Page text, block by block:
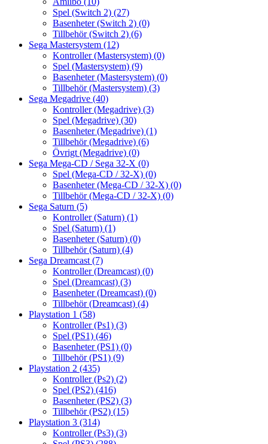
Spel (Switch 2) (27)
Basenheter (Switch 2) (0)
Tillbehör (Switch 2) (6)
Sega Mastersystem (12)
Kontroller (Mastersystem) (0)
Spel (Mastersystem) (9)
Basenheter (Mastersystem) (0)
Tillbehör (Mastersystem) (3)
Sega Megadrive (40)
Kontroller (Megadrive) (3)
Spel (Megadrive) (30)
Basenheter (Megadrive) (1)
Tillbehör (Megadrive) (6)
Övrigt (Megadrive) (0)
Sega Mega-CD / Sega 32-X (0)
Spel (Mega-CD / 32-X) (0)
Basenheter (Mega-CD / 32-X) (0)
Tillbehör (Mega-CD / 32-X) (0)
Sega Saturn (5)
Kontroller (Saturn) (1)
Spel (Saturn) (1)
Basenheter (Saturn) (0)
Tillbehör (Saturn) (4)
Sega Dreamcast (7)
Kontroller (Dreamcast) (0)
Spel (Dreamcast) (3)
Basenheter (Dreamcast) (0)
Tillbehör (Dreamcast) (4)
Playstation 1 (58)
Kontroller (Ps1) (3)
Spel (PS1) (46)
Basenheter (PS1) (0)
Tillbehör (PS1) (9)
Playstation 2 (435)
Kontroller (Ps2) (2)
Spel (PS2) (416)
Basenheter (PS2) (3)
Tillbehör (PS2) (15)
Playstation 3 (314)
Kontroller (Ps3) (3)